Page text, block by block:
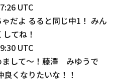
UTC
だよ るると同じ中1！ みん
てね！
UTC
まして〜！藤澤 みゆうで
くなりたいな！！